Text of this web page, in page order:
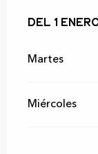
Del 1
Del 1
Martes
Miércoles